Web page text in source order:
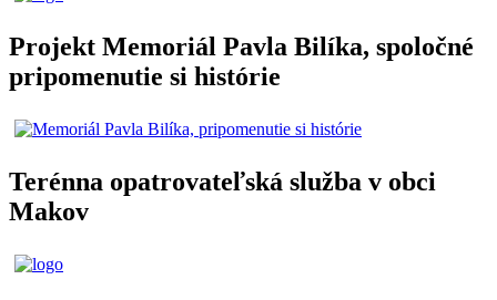
Projekt Memoriál Pavla Bilíka, spoločné
pripomenutie si histórie
Terénna opatrovateľská služba v obci
Makov